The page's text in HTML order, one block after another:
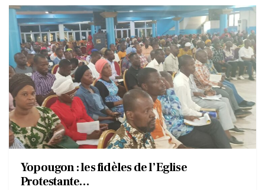
Yopougon : les fidèles de l’Eglise
Protestante…